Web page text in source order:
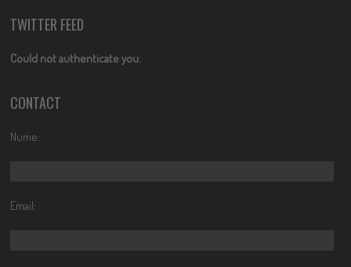
TWITTER FEED
Could not authenticate you.
CONTACT
Nume:
Email: